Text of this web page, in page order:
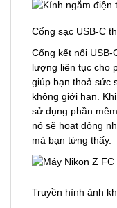
Cổng sạc USB-C
Cổng kết nối USB-
lượng liên tục cho
giúp bạn thoả sức
không giới hạn.
sử dụng phần
nó sẽ hoạt động
mà bạn từng thấy.
Truyền hình ảnh